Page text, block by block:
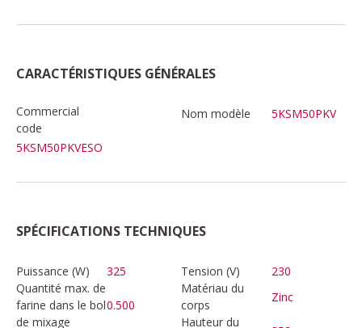
CARACTÉRISTIQUES GÉNÉRALES
Commercial
code
5KSM50PKVESO
Nom modèle 5KSM50PKV
SPÉCIFICATIONS TECHNIQUES
Puissance (W) 325 Tension (V)
230
Quantité max. de
farine dans le bol
de mixage
0.500
Matériau du
corps
Zinc
Hauteur du